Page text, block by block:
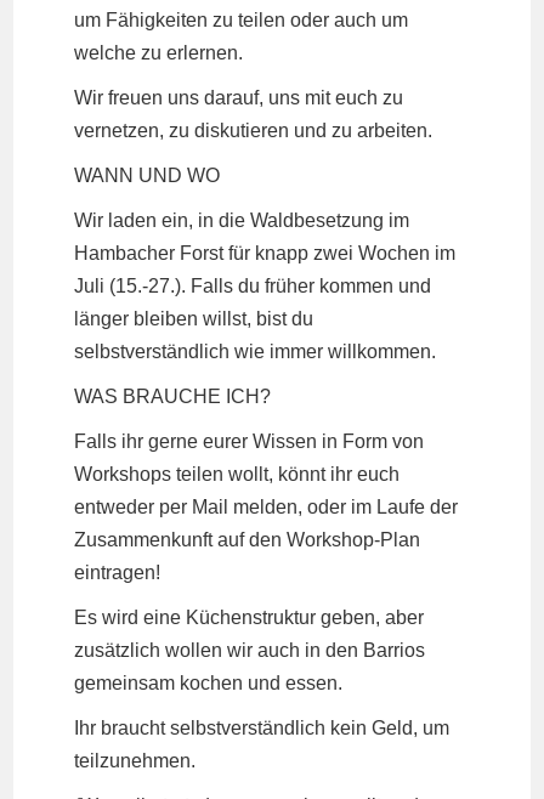
um Fähigkeiten zu teilen oder auch um
welche zu erlernen.
Wir freuen uns darauf, uns mit euch zu
vernetzen, zu diskutieren und zu arbeiten.
WANN UND WO
Wir laden ein, in die Waldbesetzung im
Hambacher Forst für knapp zwei Wochen im
Juli (15.-27.). Falls du früher kommen und
länger bleiben willst, bist du
selbstverständlich wie immer willkommen.
WAS BRAUCHE ICH?
Falls ihr gerne eurer Wissen in Form von
Workshops teilen wollt, könnt ihr euch
entweder per Mail melden, oder im Laufe der
Zusammenkunft auf den Workshop-Plan
eintragen!
Es wird eine Küchenstruktur geben, aber
zusätzlich wollen wir auch in den Barrios
gemeinsam kochen und essen.
Ihr braucht selbstverständlich kein Geld, um
teilzunehmen.